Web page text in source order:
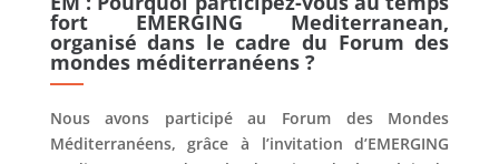
fort EMERGING Mediterranean,
organisé dans le cadre du Forum des
mondes méditerranéens ?
Nous avons participé au Forum des Mondes
Méditerranéens, grâce à l’invitation d’EMERGING